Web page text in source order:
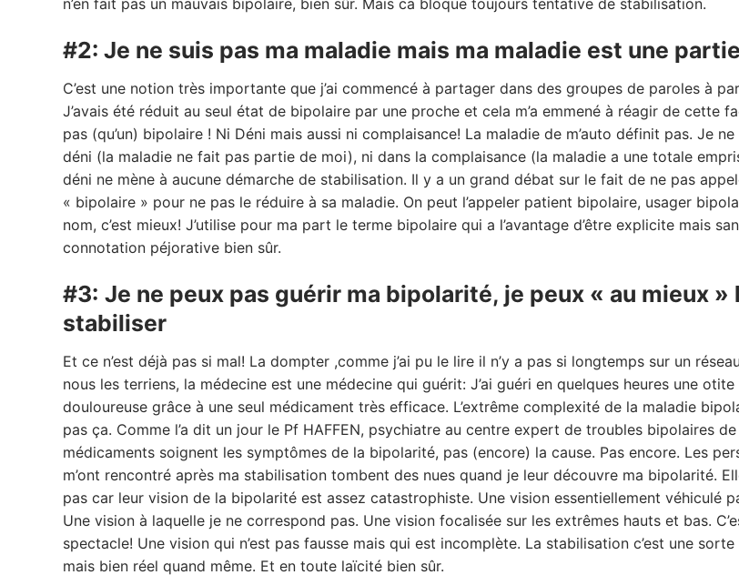
#2: Je ne suis pas ma maladie mais ma maladie est une
C’est une notion très importante que j’ai commencé à partager dans des groupes de paroles à
J’avais été réduit au seul état de bipolaire par une proche et cela m’a emmené à réagir de cette
pas (qu’un) bipolaire ! Ni Déni mais aussi ni complaisance! La maladie de m’auto définit pas. Je
déni (la maladie ne fait pas partie de moi), ni dans la complaisance (la maladie a une totale
déni ne mène à aucune démarche de stabilisation. Il y a un grand débat sur le fait de ne pas
« bipolaire » pour ne pas le réduire à sa maladie. On peut l’appeler patient bipolaire, usager
nom, c’est mieux! J’utilise pour ma part le terme bipolaire qui a l’avantage d’être explicite mais
connotation péjorative bien sûr.
#3: Je ne peux pas guérir ma bipolarité, je peux « au mieux »
stabiliser
Et ce n’est déjà pas si mal! La dompter ,comme j’ai pu le lire il n’y a pas si longtemps sur un
nous les terriens, la médecine est une médecine qui guérit: J’ai guéri en quelques heures une otite
douloureuse grâce à une seul médicament très efficace. L’extrême complexité de la maladie
pas ça. Comme l’a dit un jour le Pf HAFFEN, psychiatre au centre expert de troubles bipolaires de
médicaments soignent les symptômes de la bipolarité, pas (encore) la cause. Pas encore. Les
m’ont rencontré après ma stabilisation tombent des nues quand je leur découvre ma bipolarité.
pas car leur vision de la bipolarité est assez catastrophiste. Une vision essentiellement véhiculé
Une vision à laquelle je ne correspond pas. Une vision focalisée sur les extrêmes hauts et bas.
spectacle! Une vision qui n’est pas fausse mais qui est incomplète. La stabilisation c’est une
mais bien réel quand même. Et en toute laïcité bien sûr.